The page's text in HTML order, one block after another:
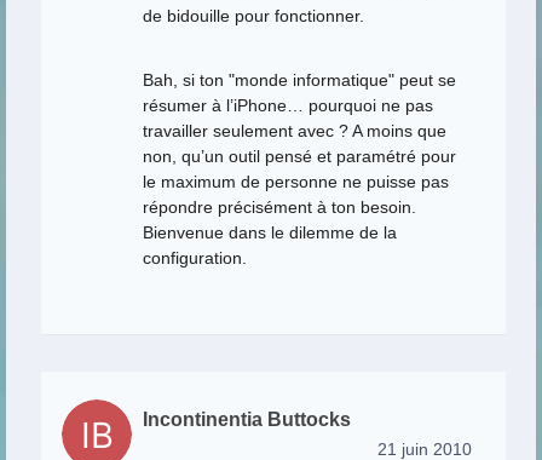
de bidouille pour fonctionner.
Bah, si ton "monde informatique" peut se
résumer à l’iPhone… pourquoi ne pas
travailler seulement avec ? A moins que
non, qu’un outil pensé et paramétré pour
le maximum de personne ne puisse pas
répondre précisément à ton besoin.
Bienvenue dans le dilemme de la
configuration.
Incontinentia Buttocks
21 juin 2010